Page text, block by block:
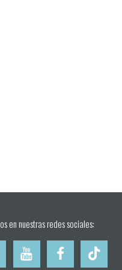
en nuestras redes sociales: